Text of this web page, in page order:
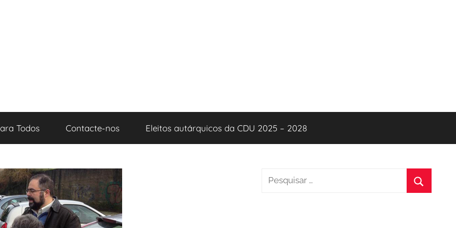
Todos Contacte-nos Eleitos autárquicos da CDU 2025 – 2028
Pesquisar